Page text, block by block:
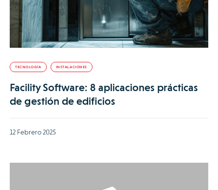
TECNOLOGÍA INSTALACIONES
Facility Software: 8 aplicaciones prácticas
de gestión de edificios
12 Febrero 2025